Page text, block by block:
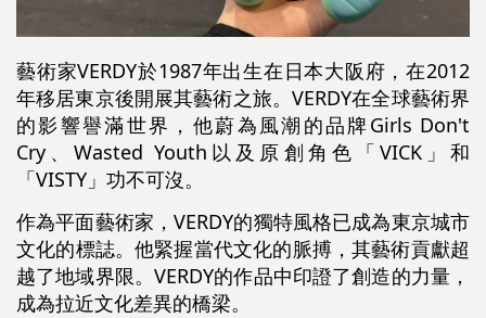
藝術家VERDY於1987年出生在日本大阪府，在2012
年移居東京後開展其藝術之旅。VERDY在全球藝術界
的影響譽滿世界，他蔚為風潮的品牌Girls Don't
Cry、Wasted Youth以及原創角色「VICK」和
「VISTY」功不可沒。
作為平面藝術家，VERDY的獨特風格已成為東京城市
文化的標誌。他緊握當代文化的脈搏，其藝術貢獻超
越了地域界限。VERDY的作品中印證了創造的力量，
成為拉近文化差異的橋梁。